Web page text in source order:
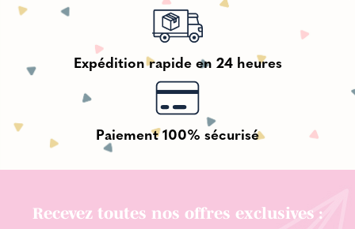
Expédition rapide en 24 heures
Paiement 100% sécurisé
Recevez toutes nos offres exclusives :